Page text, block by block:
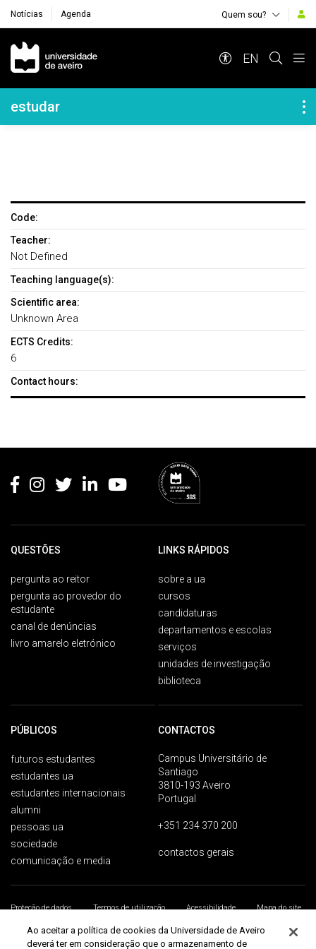
Notícias Agenda Quem sou?
Navegação Principal
EN
Navegação Lateral
estudar
Code:
Teacher:
Not Defined
Teaching language(s):
Scientific area:
Unknown Area
ECTS Credits:
6
Contact hours:
QUESTÕES
pergunta ao reitor
pergunta ao provedor do
estudante
canal de denúncias
livro amarelo eletrónico
LINKS RÁPIDOS
sobre a ua
cursos
candidaturas
departamentos e escolas
serviços
unidades de investigação
biblioteca
PÚBLICOS
futuros estudantes
estudantes ua
estudantes internacionais
alumni
pessoas ua
sociedade
comunicação e media
CONTACTOS
Campus Universitário de
Santiago
3810-193 Aveiro
Portugal
+351 234 370 200
contactos gerais
Proteção de dados Termos de utilização Acessibilidade
Mapa do site
Universidade de Aveiro 2026
Ao aceitar a política de cookies da Universidade de Aveiro
deverá ter em consideração que o armazenamento de